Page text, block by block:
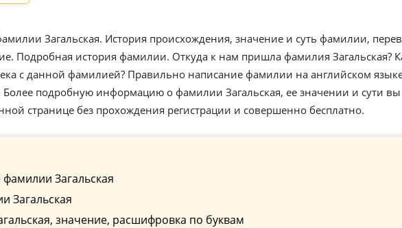
Загальская. История происхождения, значение и суть фамилии,
Подробная история фамилии. Откуда к нам пришла фамилия Загальская?
с данной фамилией? Правильно написание фамилии на английском
Более подробную информацию о фамилии Загальская, ее значении и сути вы
странице без прохождения регистрации и совершенно бесплатно.
Загальская
Загальская
значение, расшифровка по буквам